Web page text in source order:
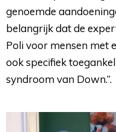
genoemde
belangrijk dat de
Poli voor mensen met
ook specifiek
syndroom van Down.”.